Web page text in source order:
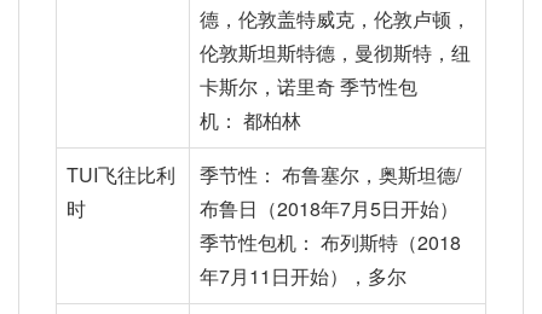
德，伦敦盖特威克，伦敦卢顿，
伦敦斯坦斯特德，曼彻斯特，纽
卡斯尔，诺里奇 季节性包
机： 都柏林
TUI飞往比利
时
季节性： 布鲁塞尔，奥斯坦德/
布鲁日（2018年7月5日开始）
季节性包机： 布列斯特（2018
年7月11日开始），多尔